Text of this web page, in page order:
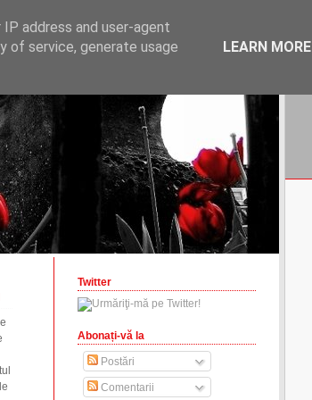
Twitter
Abonați-vă la
Postări
Comentarii
address and user-agent
of service, generate usage
LEARN MORE